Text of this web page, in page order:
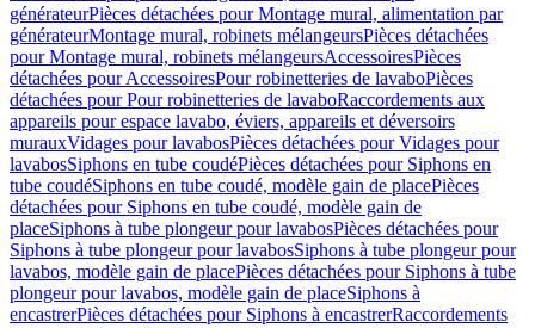
générateurPièces détachées pour Montage mural, alimentation par
générateurMontage mural, robinets mélangeursPièces détachées
pour Montage mural, robinets mélangeursAccessoiresPièces
détachées pour AccessoiresPour robinetteries de lavaboPièces
détachées pour Pour robinetteries de lavaboRaccordements aux
appareils pour espace lavabo, éviers, appareils et déversoirs
murauxVidages pour lavabosPièces détachées pour Vidages pour
lavabosSiphons en tube coudéPièces détachées pour Siphons en
tube coudéSiphons en tube coudé, modèle gain de placePièces
détachées pour Siphons en tube coudé, modèle gain de
placeSiphons à tube plongeur pour lavabosPièces détachées pour
Siphons à tube plongeur pour lavabosSiphons à tube plongeur pour
lavabos, modèle gain de placePièces détachées pour Siphons à tube
plongeur pour lavabos, modèle gain de placeSiphons à
encastrerPièces détachées pour Siphons à encastrerRaccordements